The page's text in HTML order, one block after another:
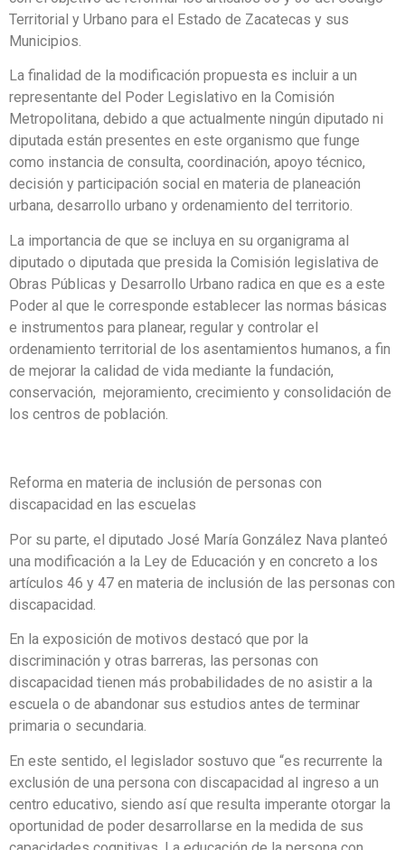
Territorial y Urbano para el Estado de Zacatecas y sus
Municipios.
La finalidad de la modificación propuesta es incluir a un
representante del Poder Legislativo en la Comisión
Metropolitana, debido a que actualmente ningún diputado ni
diputada están presentes en este organismo que funge
como instancia de consulta, coordinación, apoyo técnico,
decisión y participación social en materia de planeación
urbana, desarrollo urbano y ordenamiento del territorio.
La importancia de que se incluya en su organigrama al
diputado o diputada que presida la Comisión legislativa de
Obras Públicas y Desarrollo Urbano radica en que es a este
Poder al que le corresponde establecer las normas básicas
e instrumentos para planear, regular y controlar el
ordenamiento territorial de los asentamientos humanos, a fin
de mejorar la calidad de vida mediante la fundación,
conservación, mejoramiento, crecimiento y consolidación de
los centros de población.
Reforma en materia de inclusión de personas con
discapacidad en las escuelas
Por su parte, el diputado José María González Nava planteó
una modificación a la Ley de Educación y en concreto a los
artículos 46 y 47 en materia de inclusión de las personas con
discapacidad.
En la exposición de motivos destacó que por la
discriminación y otras barreras, las personas con
discapacidad tienen más probabilidades de no asistir a la
escuela o de abandonar sus estudios antes de terminar
primaria o secundaria.
En este sentido, el legislador sostuvo que “es recurrente la
exclusión de una persona con discapacidad al ingreso a un
centro educativo, siendo así que resulta imperante otorgar la
oportunidad de poder desarrollarse en la medida de sus